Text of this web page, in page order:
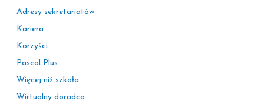
Adresy sekretariatów
Kariera
Korzyści
Pascal Plus
Więcej niż szkoła
Wirtualny doradca